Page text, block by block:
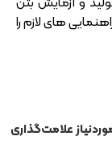
های لازم را
علامت‌گذاری